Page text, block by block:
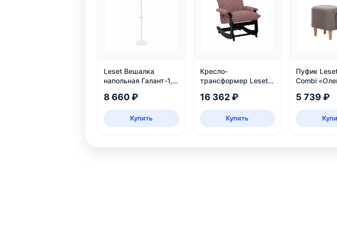
Leset Вешалка
напольная Галант-1,
8 660 ₽
Купить
Кресло-
трансформер Leset
16 362 ₽
Купить
Пуфик
Combi
5 739 ₽